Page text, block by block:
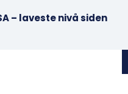
– laveste nivå siden